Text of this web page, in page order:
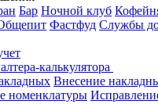
Бар Ночной клуб
Фастфуд Службы
калькулятора
Внесение
номенклатуры